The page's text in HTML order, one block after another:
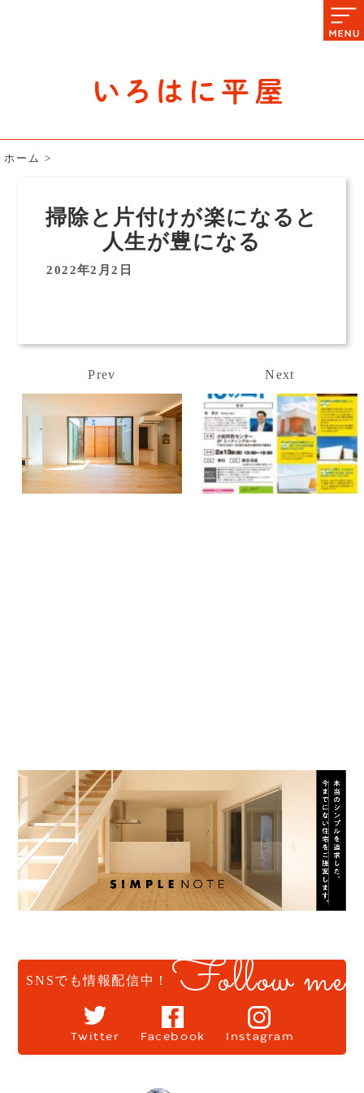
ホーム >
掃除と片付けが楽になると
人生が豊になる
2022年2月2日
Prev Next
SNSでも情報配信中！ Follow me
Twitter Facebook Instagram